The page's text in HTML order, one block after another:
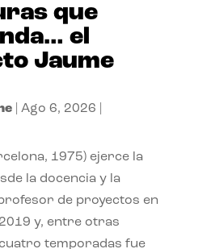
que
el
Jaume
| Ago 6, 2026
1975) ejerce la
la docencia y la
de proyectos en
2019 y, entre otras
temporadas fue